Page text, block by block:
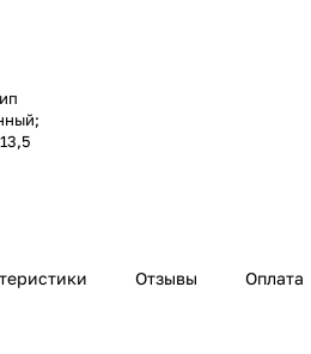
Отзывы Оплата